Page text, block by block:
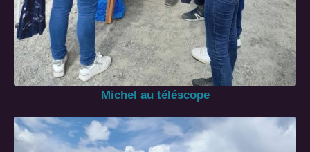
Michel au téléscope